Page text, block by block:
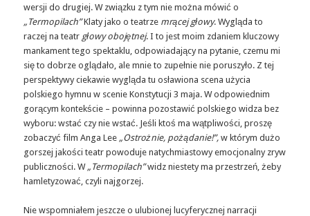
wersji do drugiej. W związku z tym nie można mówić o
„Termopilach”Klaty jako o teatrze mrącej głowy. Wygląda to
raczej na teatr głowy obojętnej. I to jest moim zdaniem kluczowy
mankament tego spektaklu, odpowiadający na pytanie, czemu mi
się to dobrze oglądało, ale mnie to zupełnie nie poruszyło. Z tej
perspektywy ciekawie wygląda tu osławiona scena użycia
polskiego hymnu w scenie Konstytucji 3 maja. W odpowiednim
gorącym kontekście – powinna pozostawić polskiego widza bez
wyboru: wstać czy nie wstać. Jeśli ktoś ma wątpliwości, proszę
zobaczyć film Anga Lee „Ostrożnie, pożądanie!”,w którym dużo
gorszej jakości teatr powoduje natychmiastowy emocjonalny zryw
publiczności. W „Termopilach”widz niestety ma przestrzeń, żeby
hamletyzować, czyli najgorzej.
Nie wspomniałem jeszcze o ulubionej lucyferycznej narracji